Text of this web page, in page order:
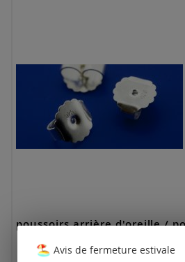
poussoirs arrière d'oreille /
Avis de fermeture estivale